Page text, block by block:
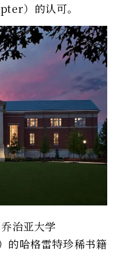
）的认可。
治亚大学
哈格雷特珍稀书籍